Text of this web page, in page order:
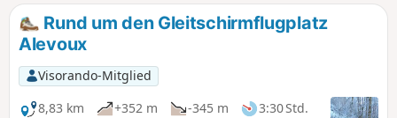
Rund um den Gleitschirmflugplatz
Alevoux
Visorando-Mitglied
8,83 km
+352 m -345 m
3:30 Std.